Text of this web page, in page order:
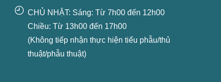
CHỦ NHẬT: Sáng: Từ 7h00 đến 12h00
Chiều: Từ 13h00 đến 17h00
(Không tiếp nhận thực hiện tiểu phẫu/thủ
thuật/phẫu thuật)